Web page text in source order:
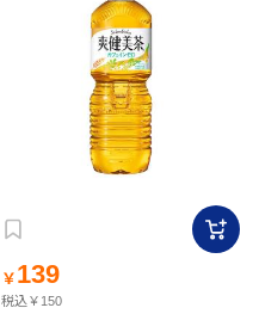
￥ 139
税込￥150